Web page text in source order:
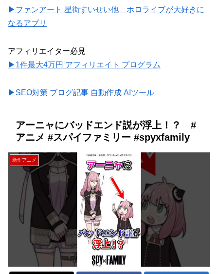
▶ファンアート 星街すいせい他 ホロライブが大好きに
なるアプリ
アフィリエイター必見
▶1件最大4万円 アフィリエイト プログラム
▶SEO対策 ブログ記事 自動作成 AIツール
アーニャにバッドエンド説が浮上！？ #
アニメ #スパイファミリー #spyxfamily
新作アニメ